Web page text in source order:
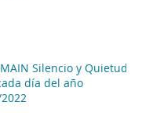
y Quietud
día del año